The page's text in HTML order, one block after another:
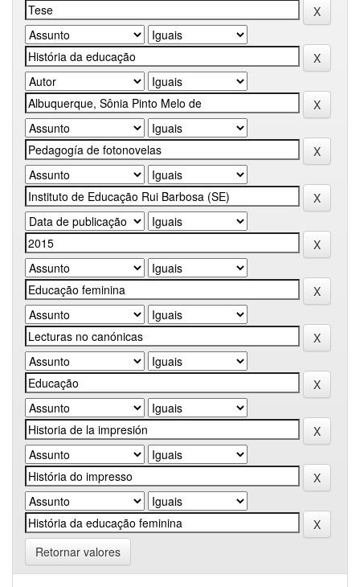
Retornar valores